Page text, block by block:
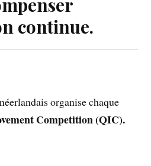
continue.
organise chaque
Competition (QIC).